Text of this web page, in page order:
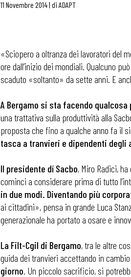
11 Novembre 2014| di ADAPT
«Sciopero a oltranza dei lavoratori del
ore dall’inizio dei mondiali. Qualcuno
scaduto «soltanto» da sette anni. E
A Bergamo si sta facendo
una trattativa sulla produttività alla
proposta che fino a qualche anno fa il
tasca a tranvieri e dipendenti degli
Il presidente dí Sacbo, Miro Radici,
cominci a considerare prima di tutto
in due modi. Diventando più
ai cittadini», pensa in grande Luca
generazionale ha portato a osare e
La Filt-Cgil di Bergamo, tra le altre
guida dei tranvieri accettando in
giorno. Un piccolo sacrificio, si